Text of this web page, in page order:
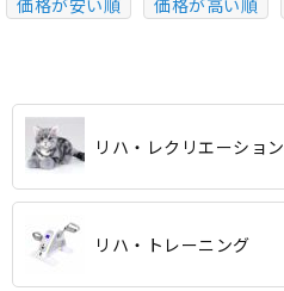
価格が安い順
価格が高い順
リハ・レクリエーション
リハ・トレーニング